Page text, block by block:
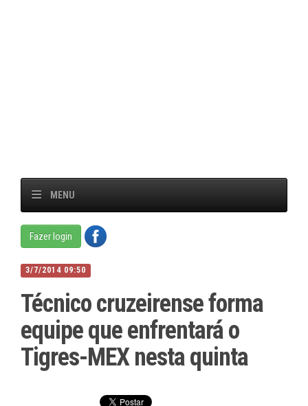
MENU
Fazer login
3/7/2014 09:50
Técnico cruzeirense forma
equipe que enfrentará o
Tigres-MEX nesta quinta